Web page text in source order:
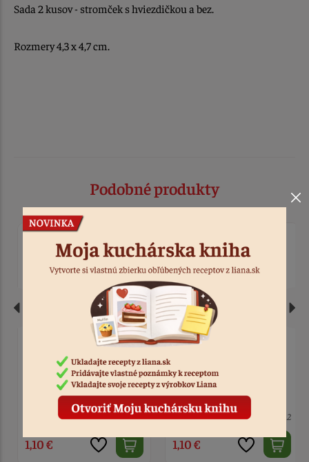
Sada 2 kusov - stromček s hviezdičkou a bez.
Rozmery 4,3 x 4,7 cm.
Podobné produkty
Vykrajovačka zvonček s
mašličkou
Kód: 500
1,10 €
Vykrajovačka koleso
vlnky 3,5 cm
6 ks Kód: 812
1,10 €